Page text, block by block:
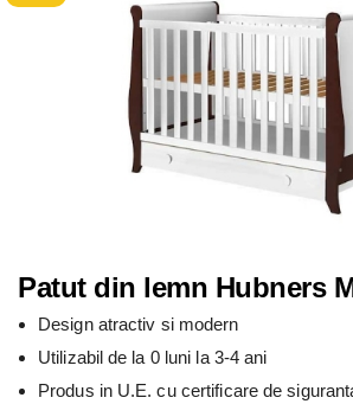
Patut din lemn Hubners
Design atractiv si modern
Utilizabil de la 0 luni la 3-4 ani
Produs in U.E. cu certificare de